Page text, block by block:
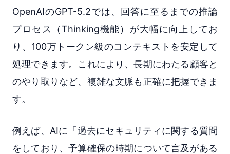
OpenAIのGPT-5.2では、回答に至るまでの推論
プロセス（Thinking機能）が大幅に向上してお
り、100万トークン級のコンテキストを安定して
処理できます。これにより、長期にわたる顧客と
のやり取りなど、複雑な文脈も正確に把握できま
す。
例えば、AIに「過去にセキュリティに関する質問
をしており、予算確保の時期について言及がある